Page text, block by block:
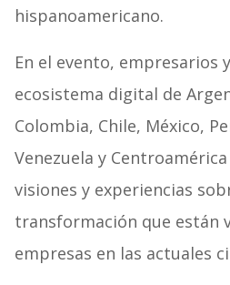
hispanoamericano.
En el evento, empresarios
ecosistema digital de
Colombia, Chile, México,
Venezuela y
visiones y experiencias
transformación que están
empresas en las actuales